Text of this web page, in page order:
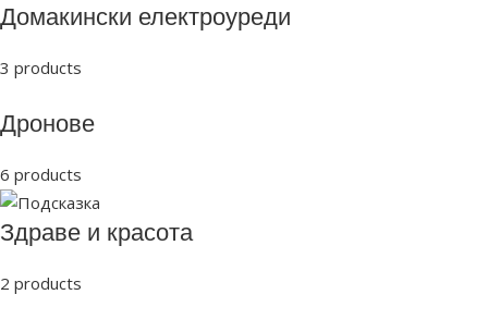
Домакински електроуреди
3 products
Дронове
6 products
Здраве и красота
2 products